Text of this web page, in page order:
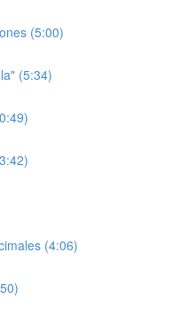
(5:00)
(5:34)
(4:06)